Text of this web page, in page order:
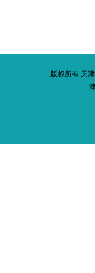
版权所有 天